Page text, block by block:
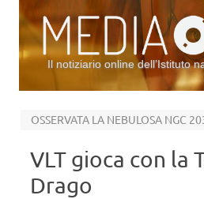
Il notiziario online dell’Istituto
OSSERVATA LA NEBULOSA NGC
VLT gioca con la
Drago